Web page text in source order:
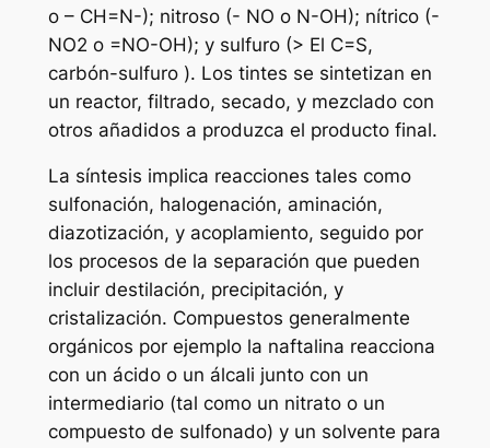
o – CH=N-); nitroso (- NO o N-OH); nítrico (-
NO2 o =NO-OH); y sulfuro (> El C=S,
carbón-sulfuro ). Los tintes se sintetizan en
un reactor, filtrado, secado, y mezclado con
otros añadidos a produzca el producto final.
La síntesis implica reacciones tales como
sulfonación, halogenación, aminación,
diazotización, y acoplamiento, seguido por
los procesos de la separación que pueden
incluir destilación, precipitación, y
cristalización. Compuestos generalmente
orgánicos por ejemplo la naftalina reacciona
con un ácido o un álcali junto con un
intermediario (tal como un nitrato o un
compuesto de sulfonado) y un solvente para